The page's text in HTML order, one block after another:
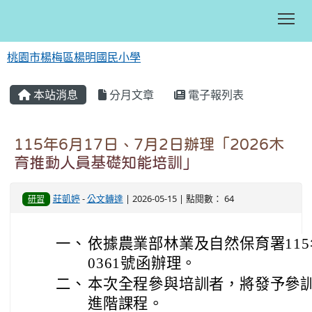
桃園市楊梅區楊明國民小學
本站消息 分月文章 電子報列表
115年6月17日、7月2日辦理「2026木
育推動人員基礎知能培訓」
研習 莊凱婷-公文轉達 | 2026-05-15 | 點閱數： 64
一、 依據農業部林業及自然保育署
0361號函辦理。
二、 本次全程參與培訓者，將發予參
進階課程。